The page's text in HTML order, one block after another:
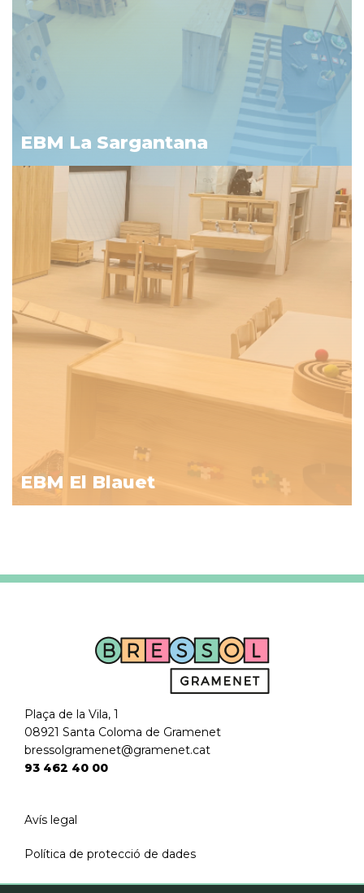
EBM La Sargantana
EBM El Blauet
Plaça de la Vila, 1
08921 Santa Coloma de Gramenet
bressolgramenet@gramenet.cat
93 462 40 00
Avís legal
Política de protecció de dades